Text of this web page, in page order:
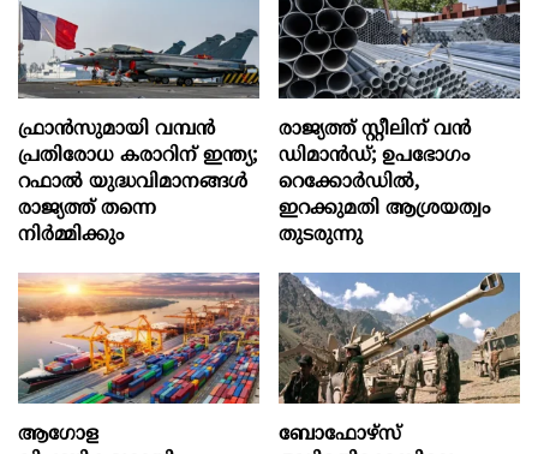
ഫ്രാൻസുമായി വമ്പന്‍
പ്രതിരോധ കരാറിന് ഇന്ത്യ;
റഫാല്‍ യുദ്ധവിമാനങ്ങള്‍
രാജ്യത്ത് തന്നെ
നിര്‍മ്മിക്കും
രാജ്യത്ത് സ്റ്റീലിന് വൻ
ഡിമാൻഡ്; ഉപഭോഗം
റെക്കോർഡിൽ,
ഇറക്കുമതി ആശ്രയത്വം
തുടരുന്നു
ആഗോള
ബോഫോഴ്‌സ്